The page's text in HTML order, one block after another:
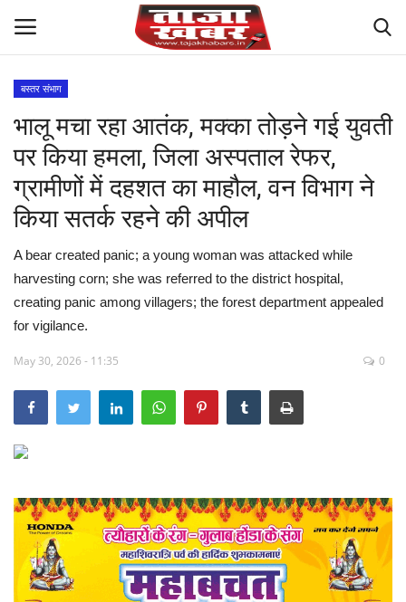
देश
मध्य प्रदेश
विश्व
मुख्य समाचार
विदेश
छत्तीसगढ़
राष्ट्रीय
खेल
व्यापार
संपादकीय
बस्तर संभाग
भालू मचा रहा आतंक, मक्का तोड़ने गई युवती
पर किया हमला, जिला अस्पताल रेफर,
ग्रामीणों में दहशत का माहौल, वन विभाग ने
किया सतर्क रहने की अपील
A bear created panic; a young woman was attacked while
harvesting corn; she was referred to the district hospital,
creating panic among villagers; the forest department appealed
for vigilance.
May 30, 2026 - 11:35 0